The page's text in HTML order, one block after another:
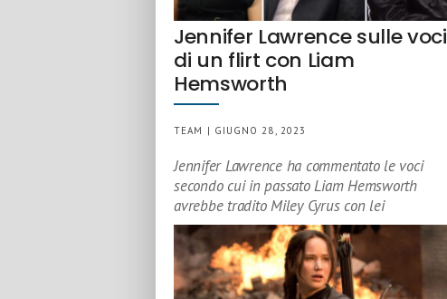
Jennifer Lawrence sulle voci
di un flirt con Liam
Hemsworth
TEAM | GIUGNO 28, 2023
Jennifer Lawrence ha commentato le voci
secondo cui in passato Liam Hemsworth
avrebbe tradito Miley Cyrus con lei